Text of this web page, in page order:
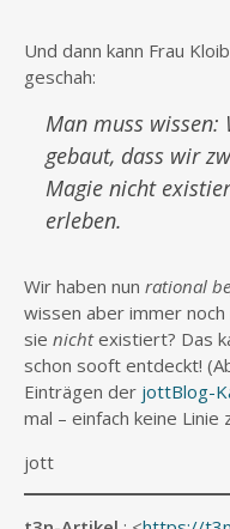
Und dann kann Frau
geschah:
Man muss wissen:
gebaut, dass wir
Magie nicht
erleben.
Wir haben nun rational
wissen aber immer
sie nichtexistiert? Das
schon sooft entdeckt!
Einträgen der jottBlog-
mal – einfach keine Linie
jott